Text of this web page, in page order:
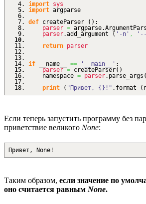
import sys
import argparse
def createParser ( ) :
parser = argparse.
parser.add_argument ( '-n' , '--
return parser
if __name__ == '__main__' :
parser = createParser( )
namespace = parser. parse_args (
print
( "Привет, {}!" . format (
Если теперь запустить программу без
приветствие великого None:
Привет, None!
Таким образом, если значение по
оно считается равным None.